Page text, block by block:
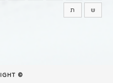
ש ת
© COPYRIGHT